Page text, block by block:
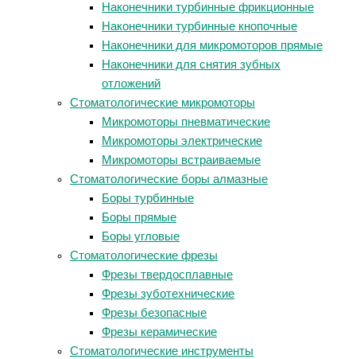
Наконечники турбинные фрикционные
Наконечники турбинные кнопочные
Наконечники для микромоторов прямые
Наконечники для снятия зубных
отложений
Стоматологические микромоторы
Микромоторы пневматические
Микромоторы электрические
Микромоторы встраиваемые
Стоматологические боры алмазные
Боры турбинные
Боры прямые
Боры угловые
Стоматологические фрезы
Фрезы твердосплавные
Фрезы зуботехнические
Фрезы безопасные
Фрезы керамические
Стоматологические инструменты